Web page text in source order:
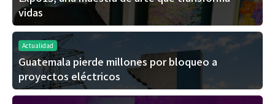
vidas
Actualidad
Guatemala pierde millones por bloqueo a
proyectos eléctricos